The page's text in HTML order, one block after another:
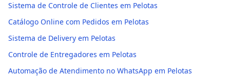
Sistema de Controle de Clientes em Pelotas
Catálogo Online com Pedidos em Pelotas
Sistema de Delivery em Pelotas
Controle de Entregadores em Pelotas
Automação de Atendimento no WhatsApp em Pelotas